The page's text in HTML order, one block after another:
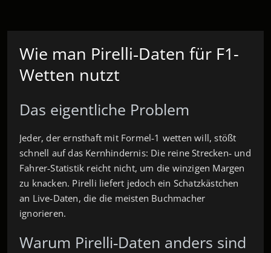
Wie man Pirelli‑Daten für F1-
Wetten nutzt
Das eigentliche Problem
Jeder, der ernsthaft mit Formel‑1 wetten will, stößt
schnell auf das Kernhindernis: Die reine Strecken‑ und
Fahrer‑Statistik reicht nicht, um die winzigen Margen
zu knacken. Pirelli liefert jedoch ein Schatzkästchen
an Live‑Daten, die die meisten Buchmacher
ignorieren.
Warum Pirelli‑Daten anders sind